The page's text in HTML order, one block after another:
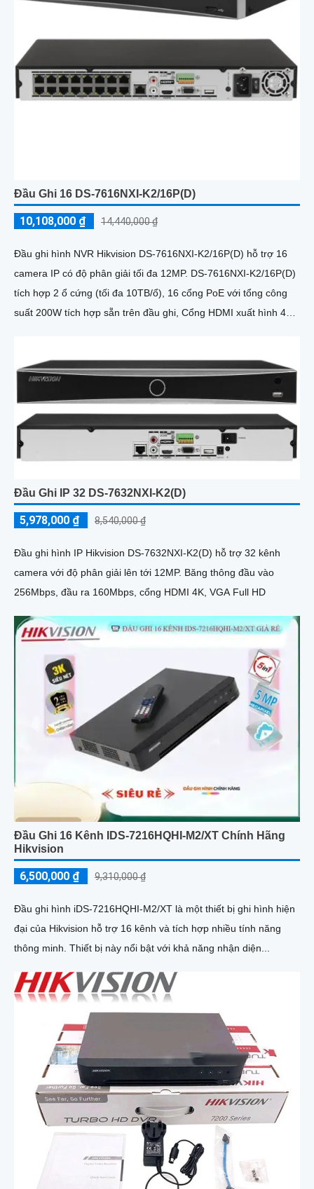
Đầu Ghi 16 DS-7616NXI-K2/16P(D)
10,108,000 ₫ 14,440,000 ₫
Đầu ghi hình NVR Hikvision DS-7616NXI-K2/16P(D) hỗ trợ 16
camera IP có độ phân giải tối đa 12MP. DS-7616NXI-K2/16P(D)
tích hợp 2 ổ cứng (tối đa 10TB/ổ), 16 cổng PoE với tổng công
suất 200W tích hợp sẵn trên đầu ghi, Cổng HDMI xuất hình 4K,
Đầu Ghi IP 32 DS-7632NXI-K2(D)
5,978,000 ₫ 8,540,000 ₫
Đầu ghi hình IP Hikvision DS-7632NXI-K2(D) hỗ trợ 32 kênh
camera với độ phân giải lên tới 12MP. Băng thông đầu vào
256Mbps, đầu ra 160Mbps, cổng HDMI 4K, VGA Full HD
Đầu Ghi 16 Kênh IDS-7216HQHI-M2/XT Chính Hãng
Hikvision
6,500,000 ₫ 9,310,000 ₫
Đầu ghi hình iDS-7216HQHI-M2/XT là một thiết bị ghi hình hiện
đại của Hikvision hỗ trợ 16 kênh và tích hợp nhiều tính năng
thông minh. Thiết bị này nổi bật với khả năng nhận diện...